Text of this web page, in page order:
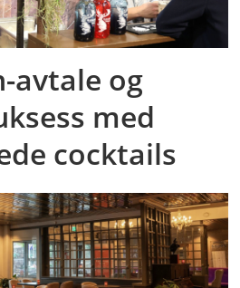
avtale og
med
cocktails